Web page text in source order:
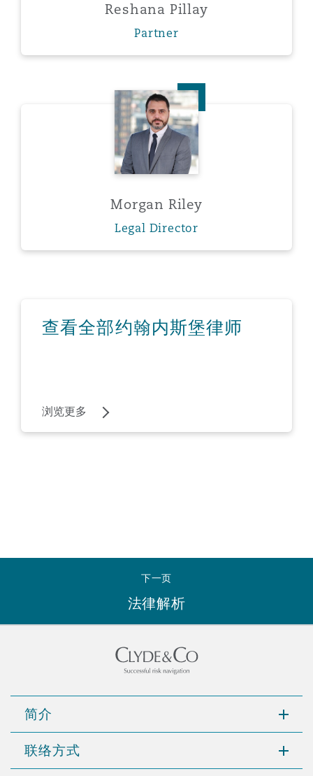
Reshana Pillay
Partner
Morgan Riley
Morgan Riley
Legal Director
查看全部约翰内斯堡律师
浏览更多
下一页
法律解析
简介
联络方式